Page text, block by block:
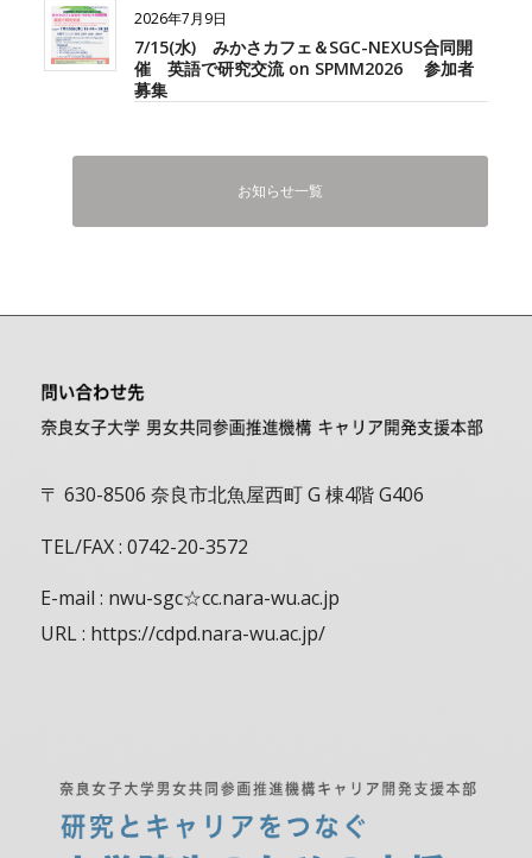
2026年7月9日
7/15(水) みかさカフェ＆SGC-NEXUS合同開
催 英語で研究交流 on SPMM2026 参加者
募集
お知らせ一覧
〒 630-8506 奈良市北魚屋西町 G 棟4階 G406
TEL/FAX : 0742-20-3572
E-mail : nwu-sgc☆cc.nara-wu.ac.jp
URL : https://cdpd.nara-wu.ac.jp/